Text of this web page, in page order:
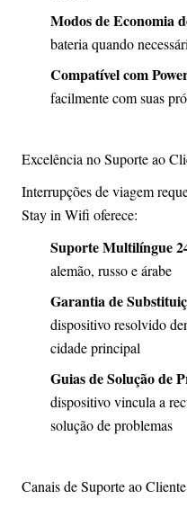
Modos de Economia
bateria quando
Compatível com
facilmente com suas
Excelência no Suporte ao
Interrupções de viagem
Stay in Wifi oferece:
Suporte Multilíngue
alemão, russo e árabe
Garantia de
dispositivo resolvido
cidade principal
Guias de Solução de
dispositivo vincula a
solução de problemas
Canais de Suporte ao Cliente